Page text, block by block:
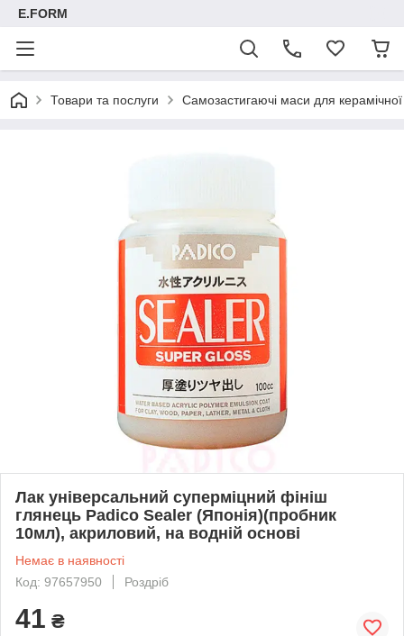
E.FORM
Товари та послуги Самозастигаючі маси для
Лак універсальний суперміцний фініш
глянець Padico Sealer (Японія)(пробник
10мл), акриловий, на водній основі
Немає в наявності
Код: 97657950
Роздріб
41 ₴